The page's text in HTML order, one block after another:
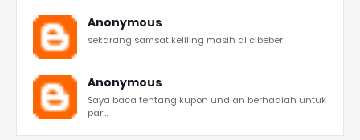
Anonymous
sekarang samsat keliling masih di cibeber
Anonymous
Saya baca tentang kupon undian berhadiah untuk
par...